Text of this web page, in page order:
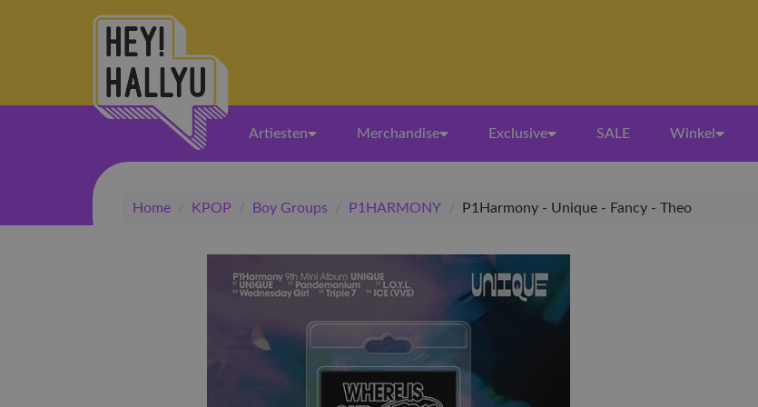
Artiesten Merchandise Exclusive SALE Winkel
Home / KPOP / Boy Groups / P1HARMONY / P1Harmony - Unique - Fancy - Theo